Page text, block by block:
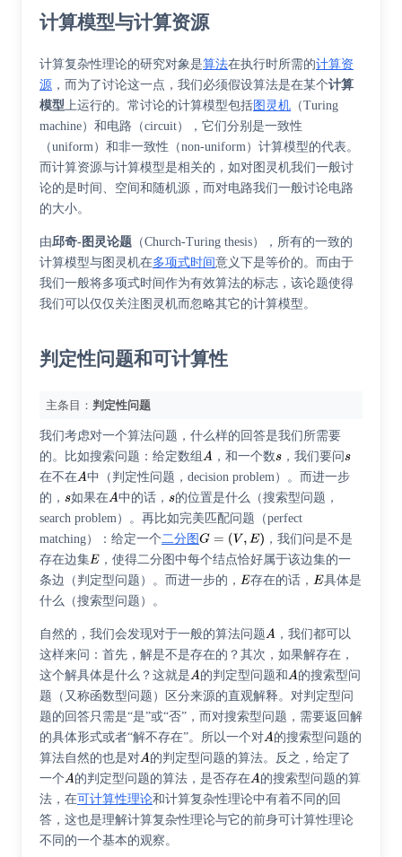
计算模型与计算资源
计算复杂性理论的研究对象是算法在执行时所需的计算资
源 ，而为了讨论这一点，我们必须假设算法是在某个计算
模型 上运行的。常讨论的计算模型包括图灵机 （Turing
machine）和 电路 （circuit），它们分别是一致性
（uniform）和非一致性 （non-uniform）计算模型的代表。
而计算资源与计算模型是相关的，如对图灵机我们一般讨
论的是时间、空间和随机源，而对电路我们一般讨论电路
的大小。
由邱奇-图灵论题 （Church-Turing thesis），所有的一致的
计算模型与图灵机在多项式时间意义下是等价的。而由于
我们一般将多项式时间作为有效算法的标志，该论题使得
我们可以仅仅关注图灵机而忽略其它的计算模型。
判定性问题和可计算性
主条目： 判定性问题
我们考虑对一个算法问题，什么样的回答是我们所需要
的。比如搜索问题：给定数组
，和一个数
，我们要问
在不在
中（判定性问题，decision problem）。而进一步
的，
如果在 中的话， 的位置是什么（搜索型问题，
search problem）。再比如完美匹配问题（perfect
matching）：给定一个 二分图
，我们问是不是
存在边集
，使得二分图中每个结点恰好属于该边集的一
条边（判定型问题）。而进一步的，
存在的话，
具体是
什么（搜索型问题）。
自然的，我们会发现对于一般的算法问题
，我们都可以
这样来问：首先，解是不是存在的？其次，如果解存在，
这个解具体是什么？这就是
的判定型问题和
的搜索型问
题（又称函数型问题）区分来源的直观解释。对判定型问
题的回答只需是“是”或“否”，而对搜索型问题，需要返回解
的具体形式或者“解不存在”。所以一个对
的搜索型问题的
算法自然的也是对
的判定型问题的算法。反之，给定了
一个
的判定型问题的算法，是否存在
的搜索型问题的算
法，在可计算性理论和计算复杂性理论中有着不同的回
答，这也是理解计算复杂性理论与它的前身可计算性理论
不同的一个基本的观察。